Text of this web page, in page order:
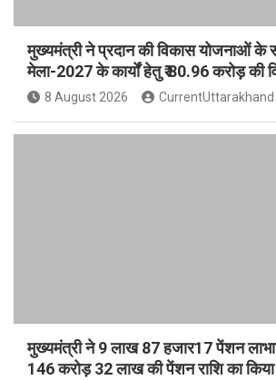
मुख्यमंत्री ने प्रदान की विकास योजनाओं के
मेला-2027 के कार्यों हेतु ₹ 80.96 करोड़ की
8 August 2026 CurrentUttarakhand
मुख्यमंत्री ने 9 लाख 87 हजार17 पेंशन
146 करोड़ 32 लाख की पेंशन राशि का